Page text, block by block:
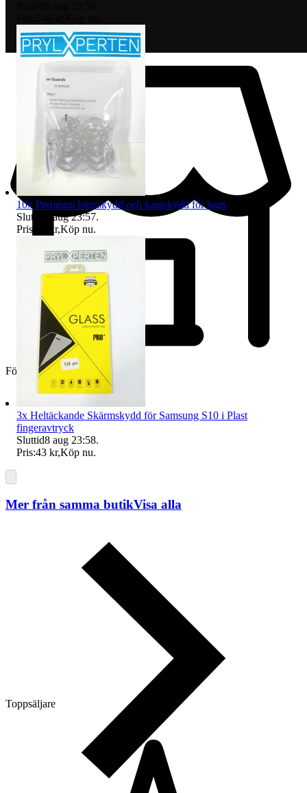
Företag
Toppsäljare
10x Premium hörnskydd och kantskydd för barn
Sluttid
8 aug 23:57.
Pris:
88 kr,Köp nu.
3x Heltäckande Skärmskydd för Samsung S10 i Plast
fingeravtryck
Sluttid8 aug 23:58.
Pris:43 kr,Köp nu.
Mer från samma butikVisa alla